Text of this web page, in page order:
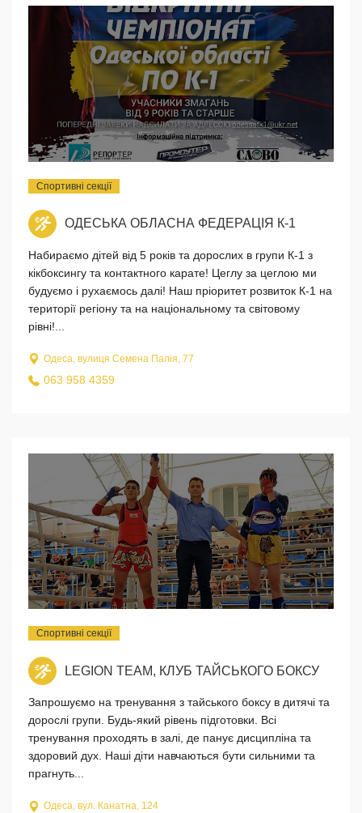
Спортивні секції
ОДЕСЬКА ОБЛАСНА ФЕДЕРАЦІЯ К-1
Набираємо дітей від 5 років та дорослих в групи К-1 з
кікбоксингу та контактного карате! Цеглу за цеглою ми
будуємо і рухаємось далі! Наш пріоритет розвиток К-1 на
території регіону та на національному та світовому
рівні!...
Одеса, вулиця Семена Палія, 77
063 958 4359
Спортивні секції
LEGION TEAM, КЛУБ ТАЙСЬКОГО БОКСУ
Запрошуємо на тренування з тайського боксу в дитячі та
дорослі групи. Будь-який рівень підготовки. Всі
тренування проходять в залі, де панує дисципліна та
здоровий дух. Наші діти навчаються бути сильними та
прагнуть...
Одеса, вул. Канатна, 124